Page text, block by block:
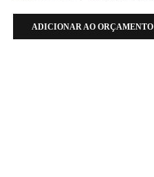
ADICIONAR AO ORÇAMENTO